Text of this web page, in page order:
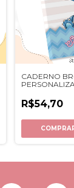
CADERNO
R$54,70